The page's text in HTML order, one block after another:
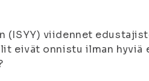
(ISYY) viidennet
eivät onnistu ilman hyviä